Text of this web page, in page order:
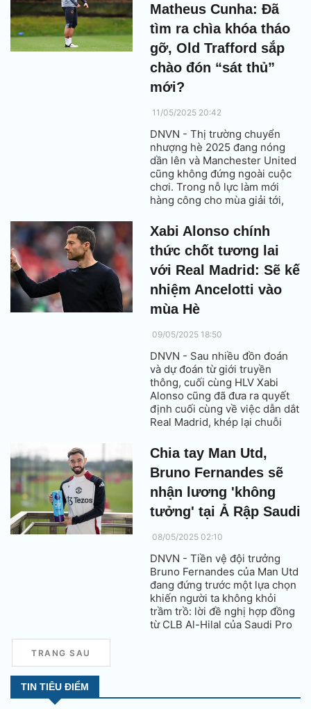
Matheus Cunha: Đã
tìm ra chìa khóa tháo
gỡ, Old Trafford sắp
chào đón “sát thủ”
mới?
11/05/2025 20:42
DNVN - Thị trường chuyển
nhượng hè 2025 đang nóng
dần lên và Manchester United
cũng không đứng ngoài cuộc
chơi. Trong nỗ lực làm mới
hàng công cho mùa giải tới,
theo đuổi chân sút Matheus
Cunha - “sát thủ” đang khiến
cả Ngoại hạng Anh phải dè
chừng khi khoác áo Wolves.
Xabi Alonso chính
thức chốt tương lai
với Real Madrid: Sẽ kế
nhiệm Ancelotti vào
mùa Hè
09/05/2025 18:50
DNVN - Sau nhiều đồn đoán
và dự đoán từ giới truyền
thông, cuối cùng HLV Xabi
Alonso cũng đã đưa ra quyết
định cuối cùng về việc dẫn dắt
Real Madrid, khép lại chuỗi
của người hâm mộ.
Chia tay Man Utd,
Bruno Fernandes sẽ
nhận lương 'không
tưởng' tại Ả Rập Saudi
08/05/2025 02:10
DNVN - Tiền vệ đội trưởng
Bruno Fernandes của Man Utd
đang đứng trước một lựa chọn
khiến người ta không khỏi
trầm trồ: lời đề nghị hợp đồng
từ CLB Al-Hilal của Saudi Pro
TRANG SAU
TIN TIÊU ĐIỂM